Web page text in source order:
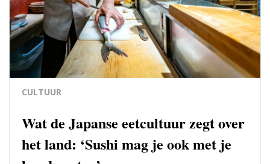
CULTUUR
Wat de Japanse eetcultuur zegt over
het land: ‘Sushi mag je ook met je